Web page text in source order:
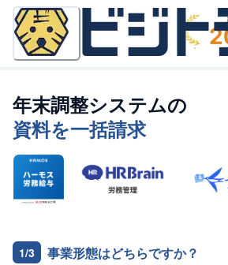
年末調整システムの
資料を一括請求
1/3 事業形態はどちらですか？